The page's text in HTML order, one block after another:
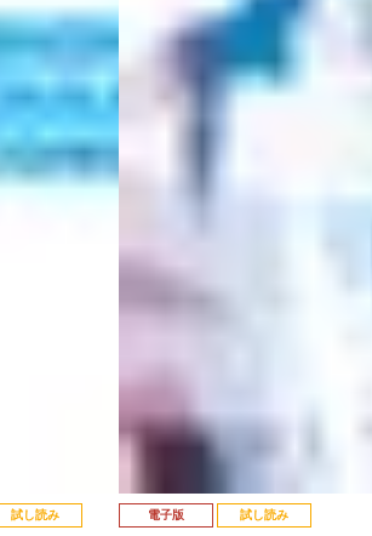
試し読み 電子版 試し読み